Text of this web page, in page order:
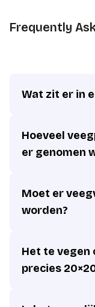
Frequently
Wat zit er in
Hoeveel
er genomen
Moet er
worden?
Het te vegen
precies